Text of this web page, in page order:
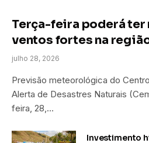
Terça-feira poderá ter
ventos fortes na
julho 28, 2026
Previsão meteorológica do
Alerta de Desastres Naturais
feira, 28,…
Investimento